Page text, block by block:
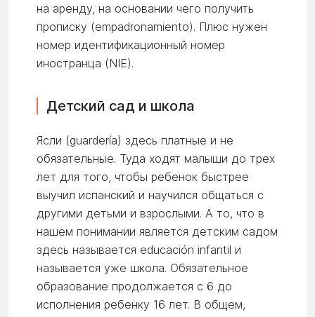
на аренду, на основании чего получить
прописку (empadronamiento). Плюс нужен
номер идентификационный номер
иностранца (NIE).
Детский сад и школа
Ясли (guardería) здесь платные и не
обязательные. Туда ходят малыши до трех
лет для того, чтобы ребенок быстрее
выучил испанский и научился общаться с
другими детьми и взрослыми. А то, что в
нашем понимании является детским садом
здесь называется educación infantil и
называется уже школа. Обязательное
образование продолжается с 6 до
исполнения ребенку 16 лет. В общем,